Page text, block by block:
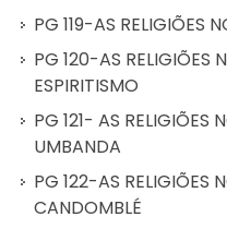
PG 119-AS RELIGIÕES
PG 120-AS RELIGIÕES
ESPIRITISMO
PG 121- AS
UMBANDA
PG 122-AS RELIGIÕES
CANDOMBLÉ